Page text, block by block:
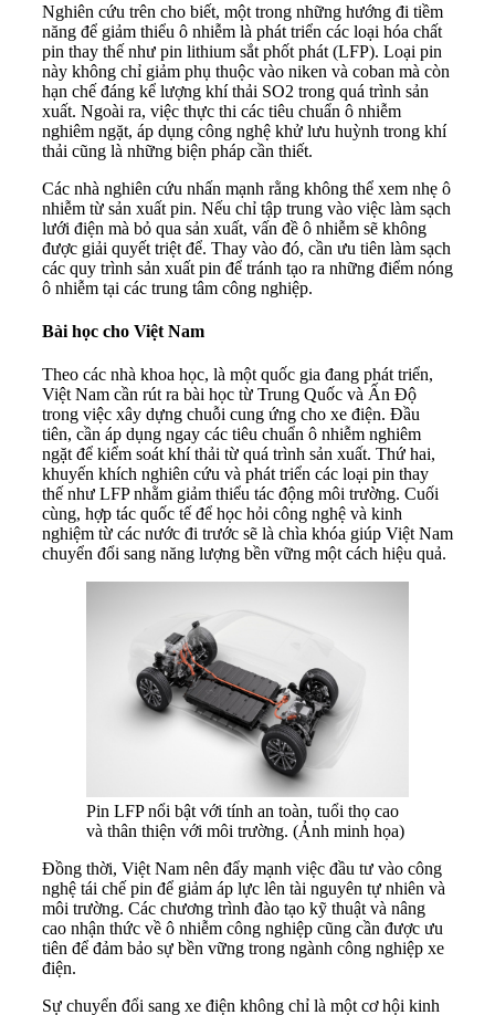
Nghiên cứu trên cho biết, một trong những hướng đi tiềm
năng để giảm thiểu ô nhiễm là phát triển các loại hóa chất
pin thay thế như pin lithium sắt phốt phát (LFP). Loại pin
này không chỉ giảm phụ thuộc vào niken và coban mà còn
hạn chế đáng kể lượng khí thải SO2 trong quá trình sản
xuất. Ngoài ra, việc thực thi các tiêu chuẩn ô nhiễm
nghiêm ngặt, áp dụng công nghệ khử lưu huỳnh trong khí
thải cũng là những biện pháp cần thiết.
Các nhà nghiên cứu nhấn mạnh rằng không thể xem nhẹ ô
nhiễm từ sản xuất pin. Nếu chỉ tập trung vào việc làm sạch
lưới điện mà bỏ qua sản xuất, vấn đề ô nhiễm sẽ không
được giải quyết triệt để. Thay vào đó, cần ưu tiên làm sạch
các quy trình sản xuất pin để tránh tạo ra những điểm nóng
ô nhiễm tại các trung tâm công nghiệp.
Bài học cho Việt Nam
Theo các nhà khoa học, là một quốc gia đang phát triển,
Việt Nam cần rút ra bài học từ Trung Quốc và Ấn Độ
trong việc xây dựng chuỗi cung ứng cho xe điện. Đầu
tiên, cần áp dụng ngay các tiêu chuẩn ô nhiễm nghiêm
ngặt để kiểm soát khí thải từ quá trình sản xuất. Thứ hai,
khuyến khích nghiên cứu và phát triển các loại pin thay
thế như LFP nhằm giảm thiểu tác động môi trường. Cuối
cùng, hợp tác quốc tế để học hỏi công nghệ và kinh
nghiệm từ các nước đi trước sẽ là chìa khóa giúp Việt Nam
chuyển đổi sang năng lượng bền vững một cách hiệu quả.
Pin LFP nổi bật với tính an toàn, tuổi thọ cao
và thân thiện với môi trường. (Ảnh minh họa)
Đồng thời, Việt Nam nên đẩy mạnh việc đầu tư vào công
nghệ tái chế pin để giảm áp lực lên tài nguyên tự nhiên và
môi trường. Các chương trình đào tạo kỹ thuật và nâng
cao nhận thức về ô nhiễm công nghiệp cũng cần được ưu
tiên để đảm bảo sự bền vững trong ngành công nghiệp xe
điện.
Sự chuyển đổi sang xe điện không chỉ là một cơ hội kinh